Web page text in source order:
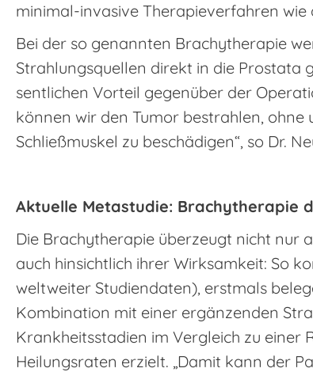
minimal-invasive Therapieverfahren wie
Bei der so genannten Brachytherapie
Strahlungsquellen direkt in die Prostata
sentlichen Vorteil gegenüber der
können wir den Tumor bestrahlen,
Schließmuskel zu beschädigen“, so Dr.
Aktuelle Metastudie: Brachytherapie
Die Brachytherapie überzeugt nicht
auch hinsichtlich ihrer Wirksamkeit: So
weltweiter Studiendaten), erstmals
Kombination mit einer ergänzenden
Krankheitsstadien im Vergleich zu einer
Heilungsraten erzielt. „Damit kann der